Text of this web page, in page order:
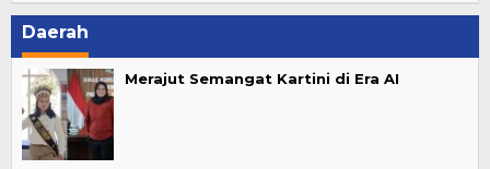
Daerah
Merajut Semangat Kartini di Era AI